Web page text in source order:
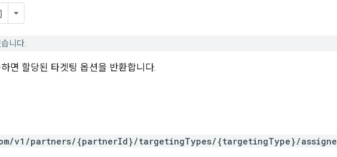
니다.
면 할당된 타겟팅 옵션을 반환합니다.
v1/partners/{partnerId}/targetingTypes/{targetingType}/assigne